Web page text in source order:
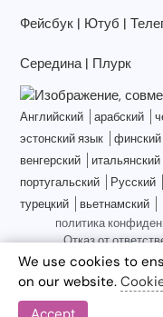
Фейсбук | Ютуб |
Середина| Плурк
Английский арабский
эстонский язык
финский
венгерский
итальянский
португальский
Русский
турецкий
вьетнамский
политика
Отказ от
We use cookies to
on our website.